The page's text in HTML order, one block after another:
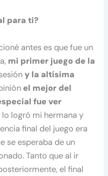
para ti?
antes es que fue un
mi primer juego de la
y la altísima
el mejor del
fue ver
lo logró mi hermana y
final del juego era
se esperaba de un
Tanto que al ir
el final